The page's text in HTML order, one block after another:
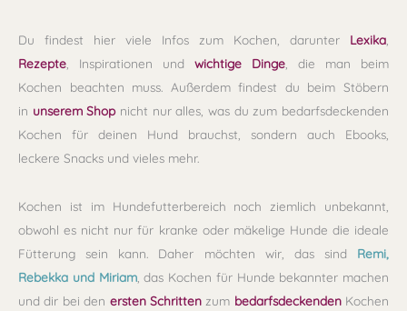
Du findest hier viele Infos zum Kochen, darunter Lexika
Rezepte , Inspirationen und wichtige Dinge , die man beim
Kochen beachten muss. Außerdem findest du beim Stöbern
in unserem Shopnicht nur alles, was du zum bedarfsdeckenden
Kochen für deinen Hund brauchst, sondern auch Ebooks,
leckere Snacks und vieles mehr.
Kochen ist im Hundefutterbereich noch ziemlich unbekannt,
obwohl es nicht nur für kranke oder mäkelige Hunde die ideale
Fütterung sein kann. Daher möchten wir, das sind Remi,
Rebekka und Miriam, das Kochen für Hunde bekannter machen
und dir bei den ersten Schrittenzum bedarfsdeckendenKochen